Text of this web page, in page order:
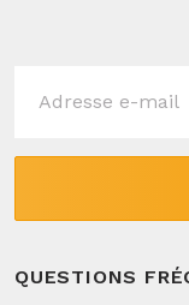
QUESTIONS